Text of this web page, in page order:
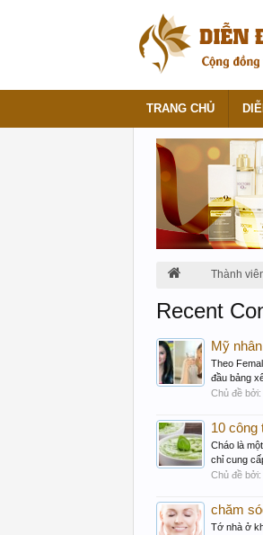
Thành
Recent
Mỹ
Theo
đầu bảng
Chủ đề bởi:
10 công
Cháo là
chỉ cung
Chủ đề bởi:
chăm
Tớ nhà ở
TRANG CHỦ